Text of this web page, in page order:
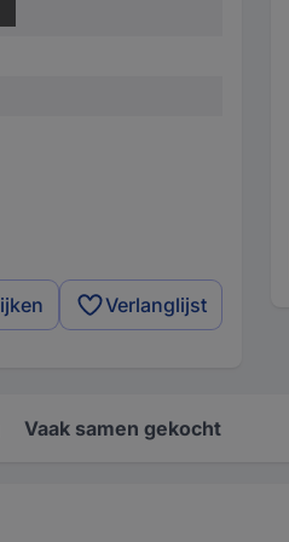
Verlanglijst
Vaak samen gekocht